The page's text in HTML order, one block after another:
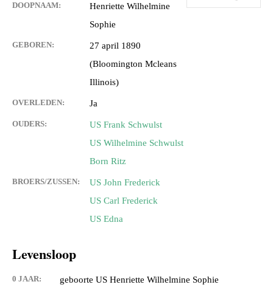
DOOPNAAM:
Henriette Wilhelmine
Sophie
GEBOREN:
27 april 1890
(Bloomington Mcleans
Illinois)
OVERLEDEN: Ja
OUDERS:
US Frank Schwulst
US Wilhelmine Schwulst
Born Ritz
BROERS/ZUSSEN:
US John Frederick
US Carl Frederick
US Edna
Levensloop
0 JAAR: geboorte US Henriette Wilhelmine Sophie